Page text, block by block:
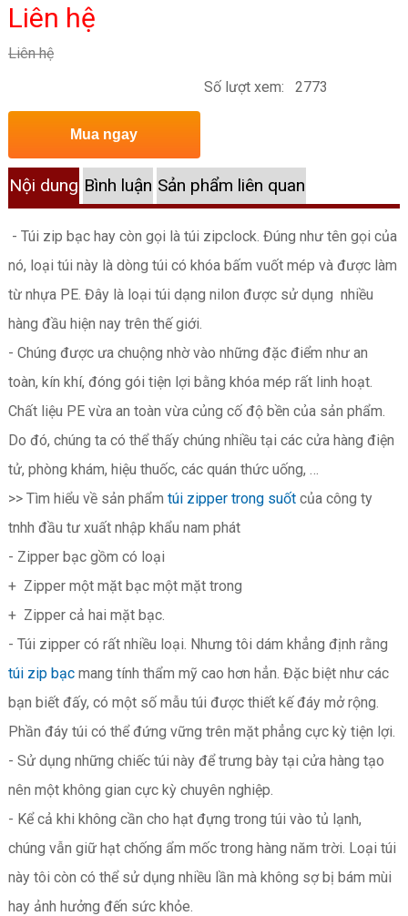
Liên hệ
Liên hệ
Số lượt xem:
2773
Mua ngay
Nội dung Bình luận Sản phẩm liên quan
- Túi zip bạc hay còn gọi là túi zipclock. Đúng như tên gọi của
nó, loại túi này là dòng túi có khóa bấm vuốt mép và được làm
từ nhựa PE. Đây là loại túi dạng nilon được sử dụng nhiều
hàng đầu hiện nay trên thế giới.
- Chúng được ưa chuộng nhờ vào những đặc điểm như an
toàn, kín khí, đóng gói tiện lợi bằng khóa mép rất linh hoạt.
Chất liệu PE vừa an toàn vừa củng cố độ bền của sản phẩm.
Do đó, chúng ta có thể thấy chúng nhiều tại các cửa hàng điện
tử, phòng khám, hiệu thuốc, các quán thức uống, …
>> Tìm hiểu về sản phẩm túi zipper trong suốtcủa công ty
tnhh đầu tư xuất nhập khẩu nam phát
- Zipper bạc gồm có loại
+ Zipper một mặt bạc một mặt trong
+ Zipper cả hai mặt bạc.
- Túi zipper có rất nhiều loại. Nhưng tôi dám khẳng định rằng
túi zip bạcmang tính thẩm mỹ cao hơn hẳn. Đặc biệt như các
bạn biết đấy, có một số mẫu túi được thiết kế đáy mở rộng.
Phần đáy túi có thể đứng vững trên mặt phẳng cực kỳ tiện lợi.
- Sử dụng những chiếc túi này để trưng bày tại cửa hàng tạo
nên một không gian cực kỳ chuyên nghiệp.
- Kể cả khi không cần cho hạt đựng trong túi vào tủ lạnh,
chúng vẫn giữ hạt chống ẩm mốc trong hàng năm trời. Loại túi
này tôi còn có thể sử dụng nhiều lần mà không sợ bị bám mùi
hay ảnh hưởng đến sức khỏe.